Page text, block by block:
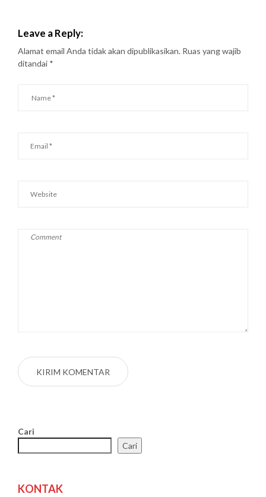
Leave a Reply:
Alamat email Anda tidak akan dipublikasikan. Ruas yang wajib
ditandai *
Cari
Cari
KONTAK